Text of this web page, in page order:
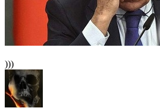
)))